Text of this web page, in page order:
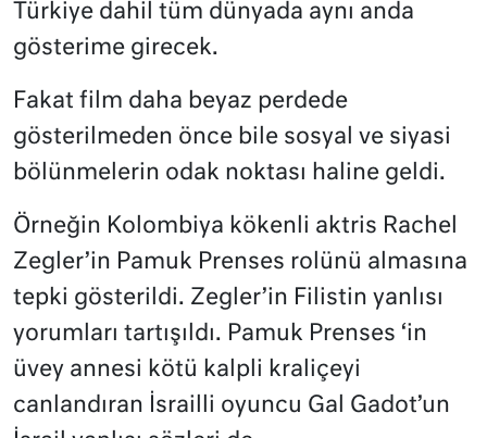
Türkiye dahil tüm dünyada aynı anda
gösterime girecek.
Fakat film daha beyaz perdede
gösterilmeden önce bile sosyal ve siyasi
bölünmelerin odak noktası haline geldi.
Örneğin Kolombiya kökenli aktris Rachel
Zegler’in Pamuk Prenses rolünü almasına
tepki gösterildi. Zegler’in Filistin yanlısı
yorumları tartışıldı. Pamuk Prenses ‘in
üvey annesi kötü kalpli kraliçeyi
canlandıran İsrailli oyuncu Gal Gadot’un